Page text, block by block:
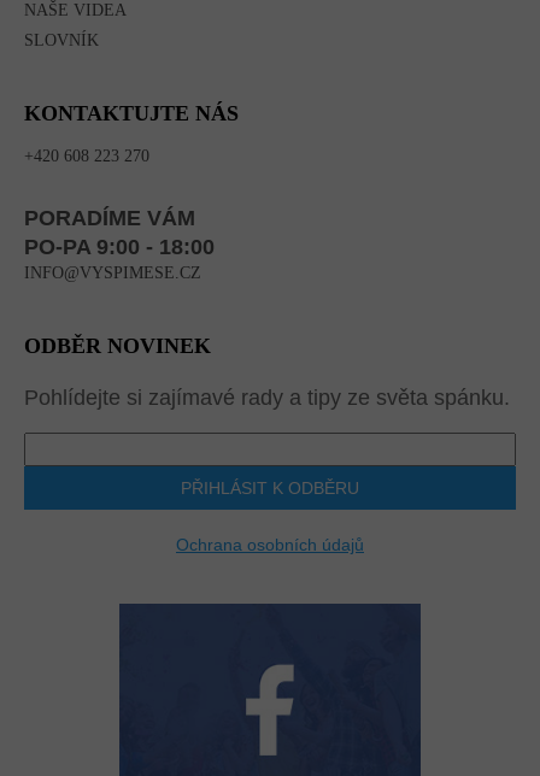
NAŠE VIDEA
SLOVNÍK
KONTAKTUJTE NÁS
+420 608 223 270
PORADÍME VÁM
PO-PA 9:00 - 18:00
INFO@VYSPIMESE.CZ
ODBĚR NOVINEK
Pohlídejte si zajímavé rady a tipy ze světa spánku.
PŘIHLÁSIT K ODBĚRU
Ochrana osobních údajů